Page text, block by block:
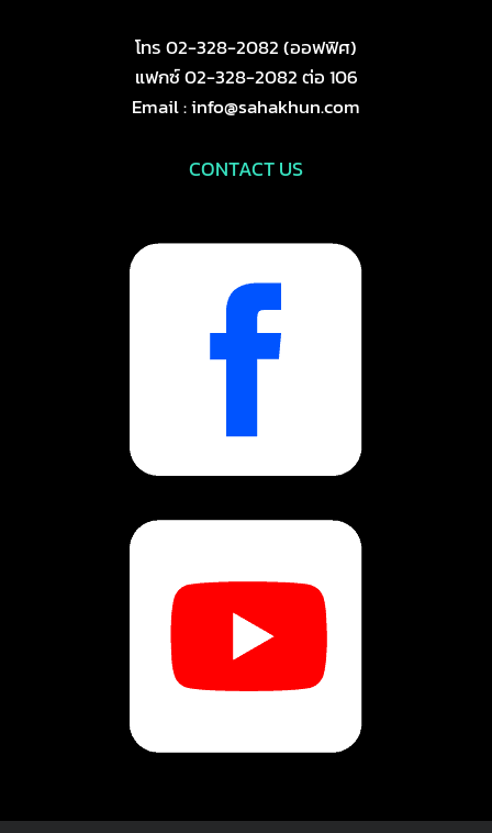
โทร 02-328-2082 (ออฟฟิศ)
แฟกซ์ 02-328-2082 ต่อ 106
Email : info@sahakhun.com
CONTACT US